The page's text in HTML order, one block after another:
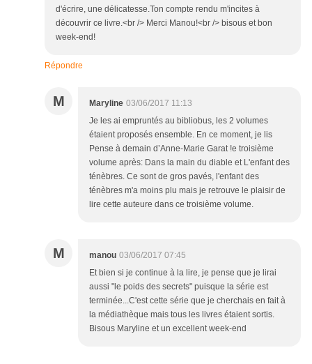
d'écrire, une délicatesse.Ton compte rendu m'incites à
découvrir ce livre.<br /> Merci Manou!<br /> bisous et bon
week-end!
Répondre
M Maryline 03/06/2017 11:13
Je les ai empruntés au bibliobus, les 2 volumes
étaient proposés ensemble. En ce moment, je lis
Pense à demain d’Anne-Marie Garat !e troisième
volume après: Dans la main du diable et L'enfant des
ténèbres. Ce sont de gros pavés, l'enfant des
ténèbres m'a moins plu mais je retrouve le plaisir de
lire cette auteure dans ce troisième volume.
M manou 03/06/2017 07:45
Et bien si je continue à la lire, je pense que je lirai
aussi "le poids des secrets" puisque la série est
terminée...C'est cette série que je cherchais en fait à
la médiathèque mais tous les livres étaient sortis.
Bisous Maryline et un excellent week-end